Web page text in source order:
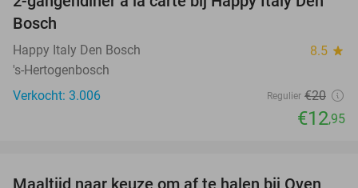
35%
Bosch
Happy Italy Den Bosch 8.5 star
's-Hertogenbosch
Verkocht: 3.006
Regulier €20
€12,95
Maaltijd naar keuze om af te halen bij Oven